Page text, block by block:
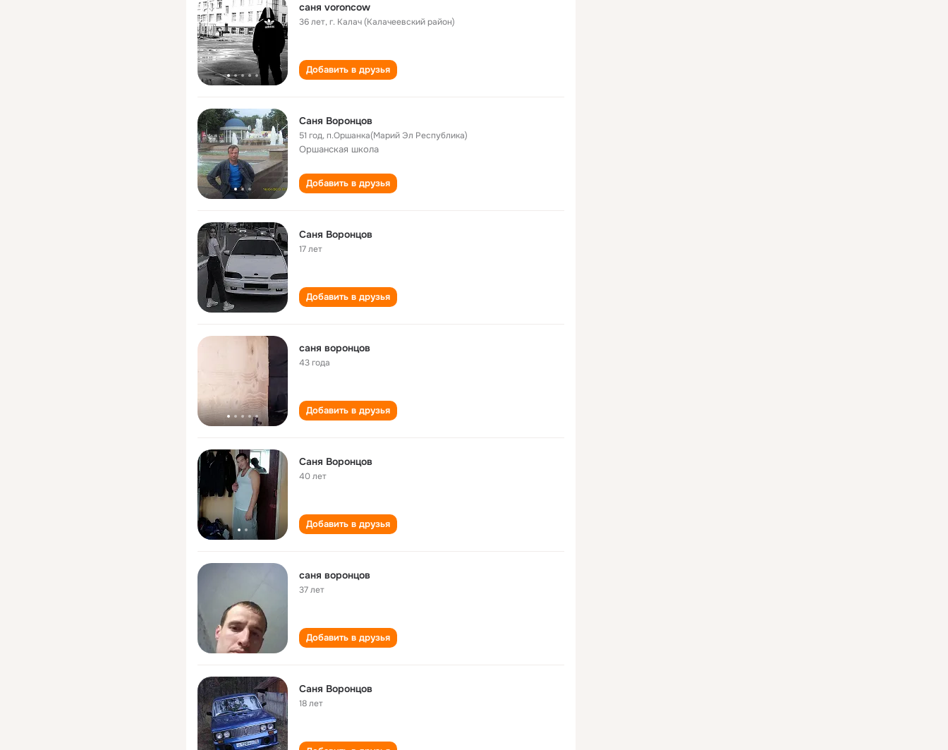
саня voroncow
36 лет,г. Калач (Калачеевский район)
Добавить в друзья
Саня Воронцов
51 год,п.Оршанка(Марий Эл Республика)
Оршанская школа
Добавить в друзья
Саня Воронцов
17 лет
Добавить в друзья
саня воронцов
43 года
Добавить в друзья
Саня Воронцов
40 лет
Добавить в друзья
саня воронцов
37 лет
Добавить в друзья
Саня Воронцов
18 лет